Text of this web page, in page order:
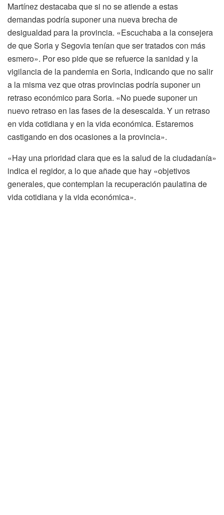
Martínez destacaba que si no se atiende a estas
demandas podría suponer una nueva brecha de
desigualdad para la provincia. «Escuchaba a la consejera
de que Soria y Segovia tenían que ser tratados con más
esmero». Por eso pide que se refuerce la sanidad y la
vigilancia de la pandemia en Soria, indicando que no salir
a la misma vez que otras provincias podría suponer un
retraso económico para Soria. «No puede suponer un
nuevo retraso en las fases de la desescalda. Y un retraso
en vida cotidiana y en la vida económica. Estaremos
castigando en dos ocasiones a la provincia».
«Hay una prioridad clara que es la salud de la ciudadanía»
indica el regidor, a lo que añade que hay «objetivos
generales, que contemplan la recuperación paulatina de
vida cotidiana y la vida económica».